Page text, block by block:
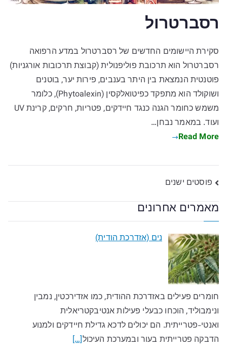
רסברטרול
סקירת היישומים החדשים של רסברטרול במדע הרפואה
רסברטרול הוא תרכובת פוליפנולית (קבוצת תרכובות אורגניות)
פוטנטית הנמצאת בין היתר בענבים, פירות יער, בוטנים
ושוקולד הוא מתפקד כפיטואלקסין (Phytoalexin), כלומר
משמש כחומר הגנה כנגד חיידקים, פטריות, חרקים, קרינת UV
ועוד. במאמר נבחן…
Read More
ניווט
פוסטים ישנים
מאמרים אחרונים
נים (אזדרכת הודית)
חומרים פעילים באזדרכת ההודית, כמו אזדירכטין, נמבין
ונימבוליד, הוכחו כבעלי פעילות אנטיבקטריאלית
ואנטי-פטרייתית. הם יכולים לדכא גדילת חיידקים ולמנוע
הדבקה פטרייתית בעור ובמערכת העיכול[…]